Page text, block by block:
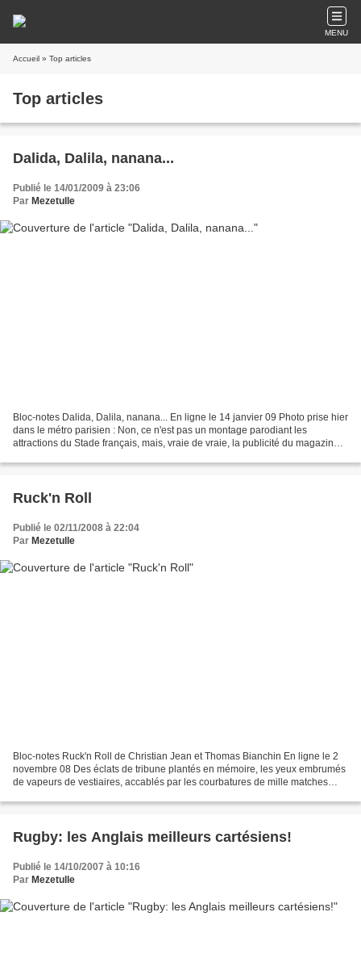
MENU
Accueil » Top articles
Top articles
Dalida, Dalila, nanana...
Publié le 14/01/2009 à 23:06
Par Mezetulle
Bloc-notes Dalida, Dalila, nanana... En ligne le 14 janvier 09 Photo prise hier
dans le métro parisien : Non, ce n'est pas un montage parodiant les
attractions du Stade français, mais, vraie de vraie, la publicité du magazine
Ruck'n Roll
Publié le 02/11/2008 à 22:04
Par Mezetulle
Bloc-notes Ruck'n Roll de Christian Jean et Thomas Bianchin En ligne le 2
novembre 08 Des éclats de tribune plantés en mémoire, les yeux embrumés
de vapeurs de vestiaires, accablés par les courbatures de mille matches
Rugby: les Anglais meilleurs cartésiens!
Publié le 14/10/2007 à 10:16
Par Mezetulle